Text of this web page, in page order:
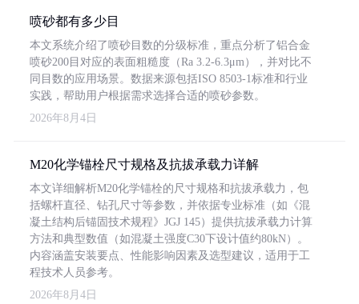
喷砂都有多少目
本文系统介绍了喷砂目数的分级标准，重点分析了铝合金
喷砂200目对应的表面粗糙度（Ra 3.2-6.3μm），并对比不
同目数的应用场景。数据来源包括ISO 8503-1标准和行业
实践，帮助用户根据需求选择合适的喷砂参数。
2026年8月4日
M20化学锚栓尺寸规格及抗拔承载力详解
本文详细解析M20化学锚栓的尺寸规格和抗拔承载力，包
括螺杆直径、钻孔尺寸等参数，并依据专业标准（如《混
凝土结构后锚固技术规程》JGJ 145）提供抗拔承载力计算
方法和典型数值（如混凝土强度C30下设计值约80kN）。
内容涵盖安装要点、性能影响因素及选型建议，适用于工
程技术人员参考。
2026年8月4日